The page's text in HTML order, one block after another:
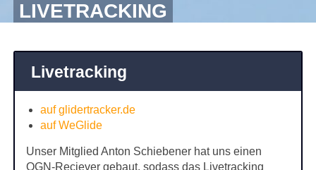
LIVETRACKING
Livetracking
auf glidertracker.de
auf WeGlide
Unser Mitglied Anton Schiebener hat uns einen
OGN-Reciever gebaut, sodass das Livetracking